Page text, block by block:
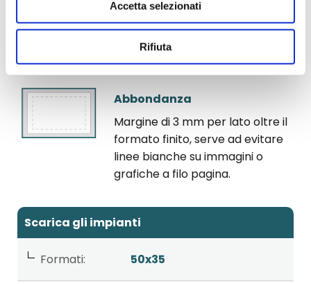
Accetta selezionati
Rifiuta
Linea di taglio
Linea corrispondente al taglio
del prodotto finito.
Abbondanza
Margine di 3 mm per lato oltre il
formato finito, serve ad evitare
linee bianche su immagini o
grafiche a filo pagina.
Scarica gli impianti
Formati: 50x35